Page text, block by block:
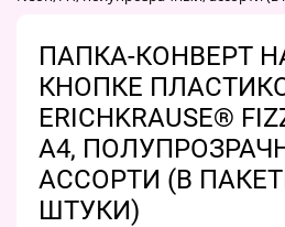
ПАПКА-КОНВЕРТ
КНОПКЕ
ERICHKRAUSE®
A4,
АССОРТИ (В
ШТУКИ)